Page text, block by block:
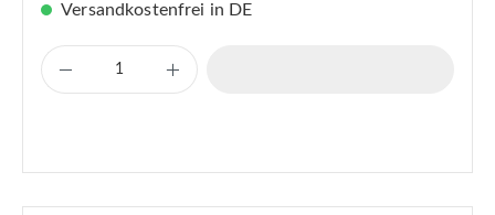
Versandkostenfrei in DE